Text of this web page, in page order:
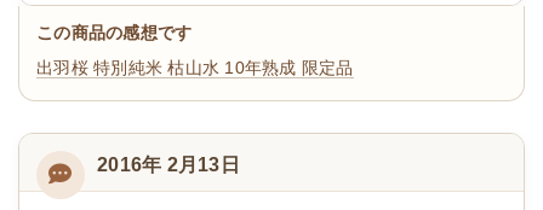
この商品の感想です
出羽桜 特別純米 枯山水 10年熟成 限定品
2016年 2月13日